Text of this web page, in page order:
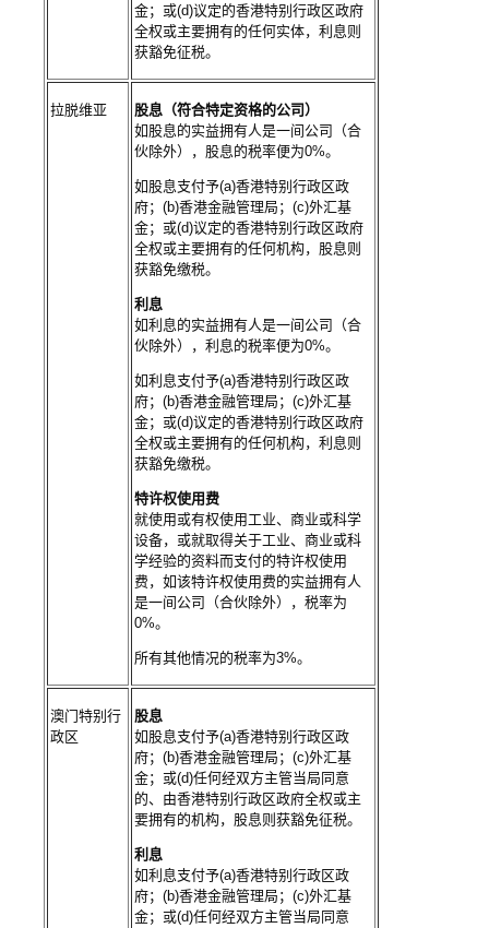
金；或(d)议定的香港特别行政区政府
全权或主要拥有的任何实体，利息则
获豁免征税。
拉脱维亚
股息（符合特定资格的公司）
如股息的实益拥有人是一间公司（合
伙除外），股息的税率便为0%。
如股息支付予(a)香港特别行政区政
府；(b)香港金融管理局；(c)外汇基
金；或(d)议定的香港特别行政区政府
全权或主要拥有的任何机构，股息则
获豁免缴税。
利息
如利息的实益拥有人是一间公司（合
伙除外），利息的税率便为0%。
如利息支付予(a)香港特别行政区政
府；(b)香港金融管理局；(c)外汇基
金；或(d)议定的香港特别行政区政府
全权或主要拥有的任何机构，利息则
获豁免缴税。
特许权使用费
就使用或有权使用工业、商业或科学
设备，或就取得关于工业、商业或科
学经验的资料而支付的特许权使用
费，如该特许权使用费的实益拥有人
是一间公司（合伙除外），税率为
0%。
所有其他情况的税率为3%。
澳门特别行
政区
股息
如股息支付予(a)香港特别行政区政
府；(b)香港金融管理局；(c)外汇基
金；或(d)任何经双方主管当局同意
的、由香港特别行政区政府全权或主
要拥有的机构，股息则获豁免征税。
利息
如利息支付予(a)香港特别行政区政
府；(b)香港金融管理局；(c)外汇基
金；或(d)任何经双方主管当局同意